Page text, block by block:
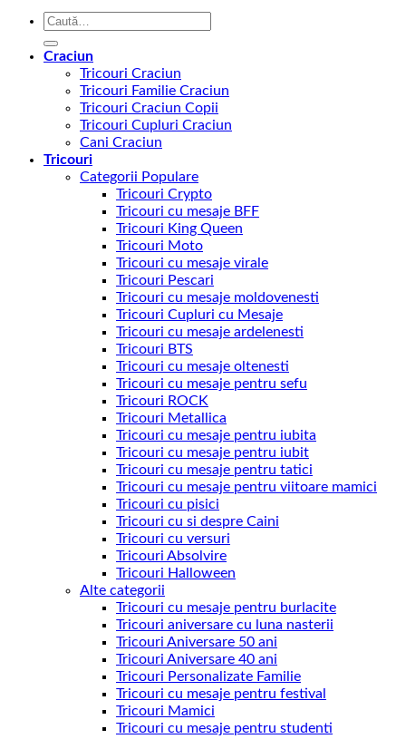
Caută
Craciun
Tricouri Craciun
Tricouri Familie Craciun
Tricouri Craciun Copii
Tricouri Cupluri Craciun
Cani Craciun
Tricouri
Categorii Populare
Tricouri Crypto
Tricouri cu mesaje BFF
Tricouri King Queen
Tricouri Moto
Tricouri cu mesaje virale
Tricouri Pescari
Tricouri cu mesaje moldovenesti
Tricouri Cupluri cu Mesaje
Tricouri cu mesaje ardelenesti
Tricouri BTS
Tricouri cu mesaje oltenesti
Tricouri cu mesaje pentru sefu
Tricouri ROCK
Tricouri Metallica
Tricouri cu mesaje pentru iubita
Tricouri cu mesaje pentru iubit
Tricouri cu mesaje pentru tatici
Tricouri cu mesaje pentru viitoare mamici
Tricouri cu pisici
Tricouri cu si despre Caini
Tricouri cu versuri
Tricouri Absolvire
Tricouri Halloween
Alte categorii
Tricouri cu mesaje pentru burlacite
Tricouri aniversare cu luna nasterii
Tricouri Aniversare 50 ani
Tricouri Aniversare 40 ani
Tricouri Personalizate Familie
Tricouri cu mesaje pentru festival
Tricouri Mamici
Tricouri cu mesaje pentru studenti